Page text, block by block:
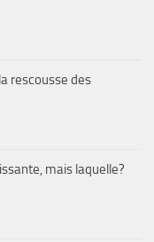
rescousse des
mais laquelle?